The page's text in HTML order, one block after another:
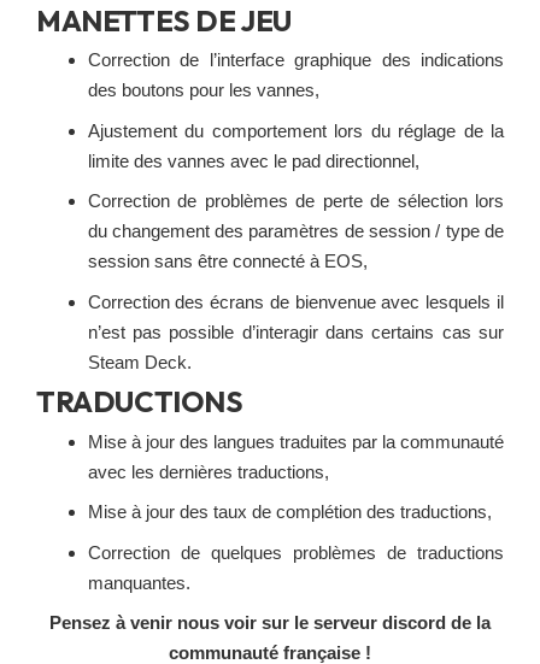
MANETTES DE JEU
Correction de l’interface graphique des indications
des boutons pour les vannes,
Ajustement du comportement lors du réglage de la
limite des vannes avec le pad directionnel,
Correction de problèmes de perte de sélection lors
du changement des paramètres de session / type de
session sans être connecté à EOS,
Correction des écrans de bienvenue avec lesquels il
n’est pas possible d’interagir dans certains cas sur
Steam Deck.
TRADUCTIONS
Mise à jour des langues traduites par la communauté
avec les dernières traductions,
Mise à jour des taux de complétion des traductions,
Correction de quelques problèmes de traductions
manquantes.
Pensez à venir nous voir sur le serveur discord de la
communauté française !